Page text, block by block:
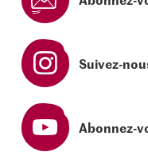
Suivez-
Abonnez-